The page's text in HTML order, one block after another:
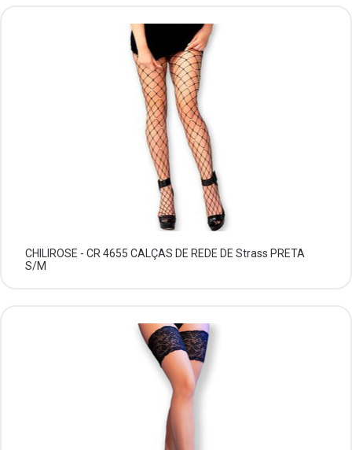
CHILIROSE - CR 4655 CALÇAS DE REDE DE Strass PRETA
S/M